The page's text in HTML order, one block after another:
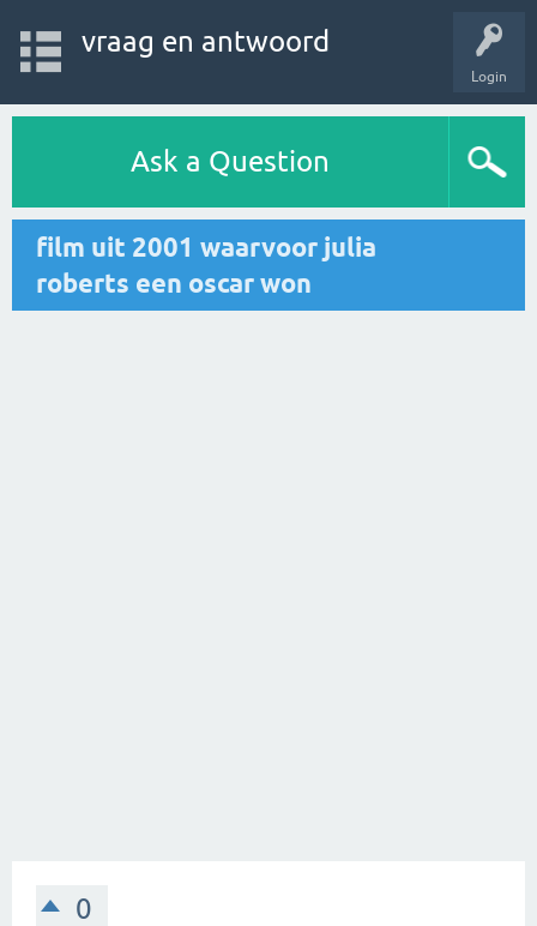
Login
vraag en antwoord
Ask a Question
film uit 2001 waarvoor julia
roberts een oscar won
0